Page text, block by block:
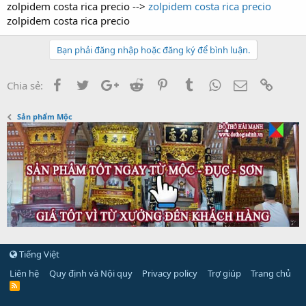
t
e
zolpidem costa rica precio --> zolpidem costa rica precio
zolpidem costa rica precio
Bạn phải đăng nhập hoặc đăng ký để bình luận.
Chia sẻ: FacebookTwitterGoogle+
Reddit PinterestTumblrWhatsApp
Email
Sản phẩm Mộc
Tiếng Việt
Liên hệ
Quy định và Nội quy Privacy policy Trợ giúp Trang chủ
R